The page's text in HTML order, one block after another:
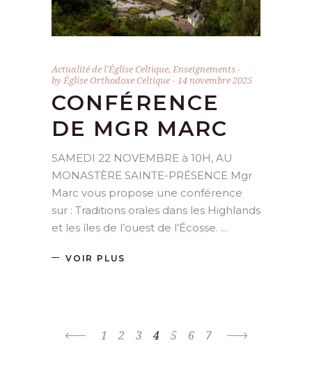
Actualité de l'Église Celtique, Enseignements
byÉglise Orthodoxe Celtique 14 novembre 2025
CONFÉRENCE
DE MGR MARC
SAMEDI 22 NOVEMBRE à 10H, AU
MONASTÈRE SAINTE-PRÉSENCE Mgr
Marc vous propose une conférence
sur : Traditions orales dans les Highlands
et les îles de l’ouest de l’Écosse.
VOIR PLUS
1 2 3 4 5 6 7